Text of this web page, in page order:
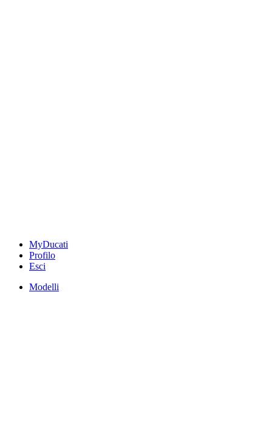
MyDucati
Profilo
Esci
Modelli